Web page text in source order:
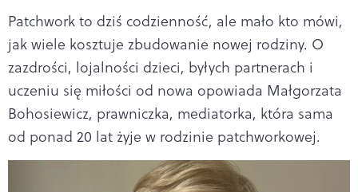
Patchwork to dziś codzienność, ale mało kto mówi,
jak wiele kosztuje zbudowanie nowej rodziny. O
zazdrości, lojalności dzieci, byłych partnerach i
uczeniu się miłości od nowa opowiada Małgorzata
Bohosiewicz, prawniczka, mediatorka, która sama
od ponad 20 lat żyje w rodzinie patchworkowej.